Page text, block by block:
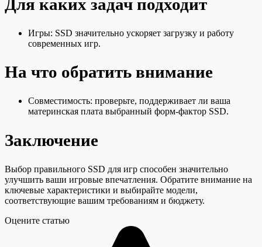
Для каких задач подходит
Игры: SSD значительно ускоряет загрузку и работу
современных игр.
На что обратить внимание
Совместимость: проверьте, поддерживает ли ваша
материнская плата выбранный форм-фактор SSD.
Заключение
Выбор правильного SSD для игр способен значительно
улучшить ваши игровые впечатления. Обратите внимание на
ключевые характеристики и выбирайте модели,
соответствующие вашим требованиям и бюджету.
Оцените статью